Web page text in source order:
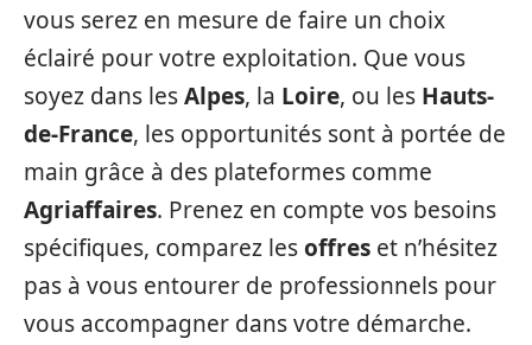
vous serez en mesure de faire un choix
éclairé pour votre exploitation. Que vous
soyez dans lesAlpes, la Loire, ou les Hauts-
de-France, les opportunités sont à portée de
main grâce à des plateformes comme
Agriaffaires. Prenez en compte vos besoins
spécifiques, comparez lesoffres et n’hésitez
pas à vous entourer de professionnels pour
vous accompagner dans votre démarche.